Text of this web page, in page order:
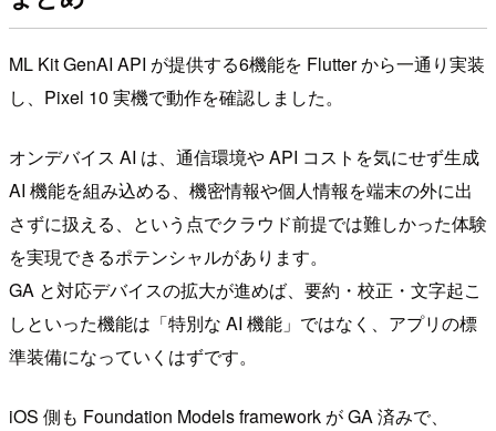
ML Kit GenAI API が提供する6機能を Flutter から一通り実装
し、Pixel 10 実機で動作を確認しました。
オンデバイス AI は、通信環境や API コストを気にせず生成
AI 機能を組み込める、機密情報や個人情報を端末の外に出
さずに扱える、という点でクラウド前提では難しかった体験
を実現できるポテンシャルがあります。
GA と対応デバイスの拡大が進めば、要約・校正・文字起こ
しといった機能は「特別な AI 機能」ではなく、アプリの標
準装備になっていくはずです。
iOS 側も Foundation Models framework が GA 済みで、